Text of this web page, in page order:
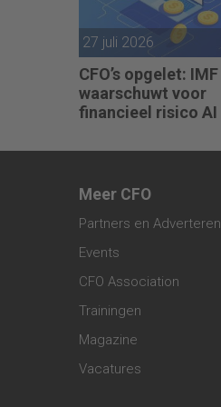
27 juli 2026
CFO’s opgelet: IMF
waarschuwt voor
financieel risico AI
Meer CFO
Partners en Adverteren
Events
CFO Association
Trainingen
Magazine
Vacatures